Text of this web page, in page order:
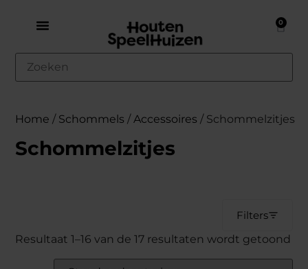
0
Home / Schommels /Accessoires / Schommelzitjes
Schommelzitjes
Filters
Resultaat 1–16 van de 17 resultaten wordt getoond